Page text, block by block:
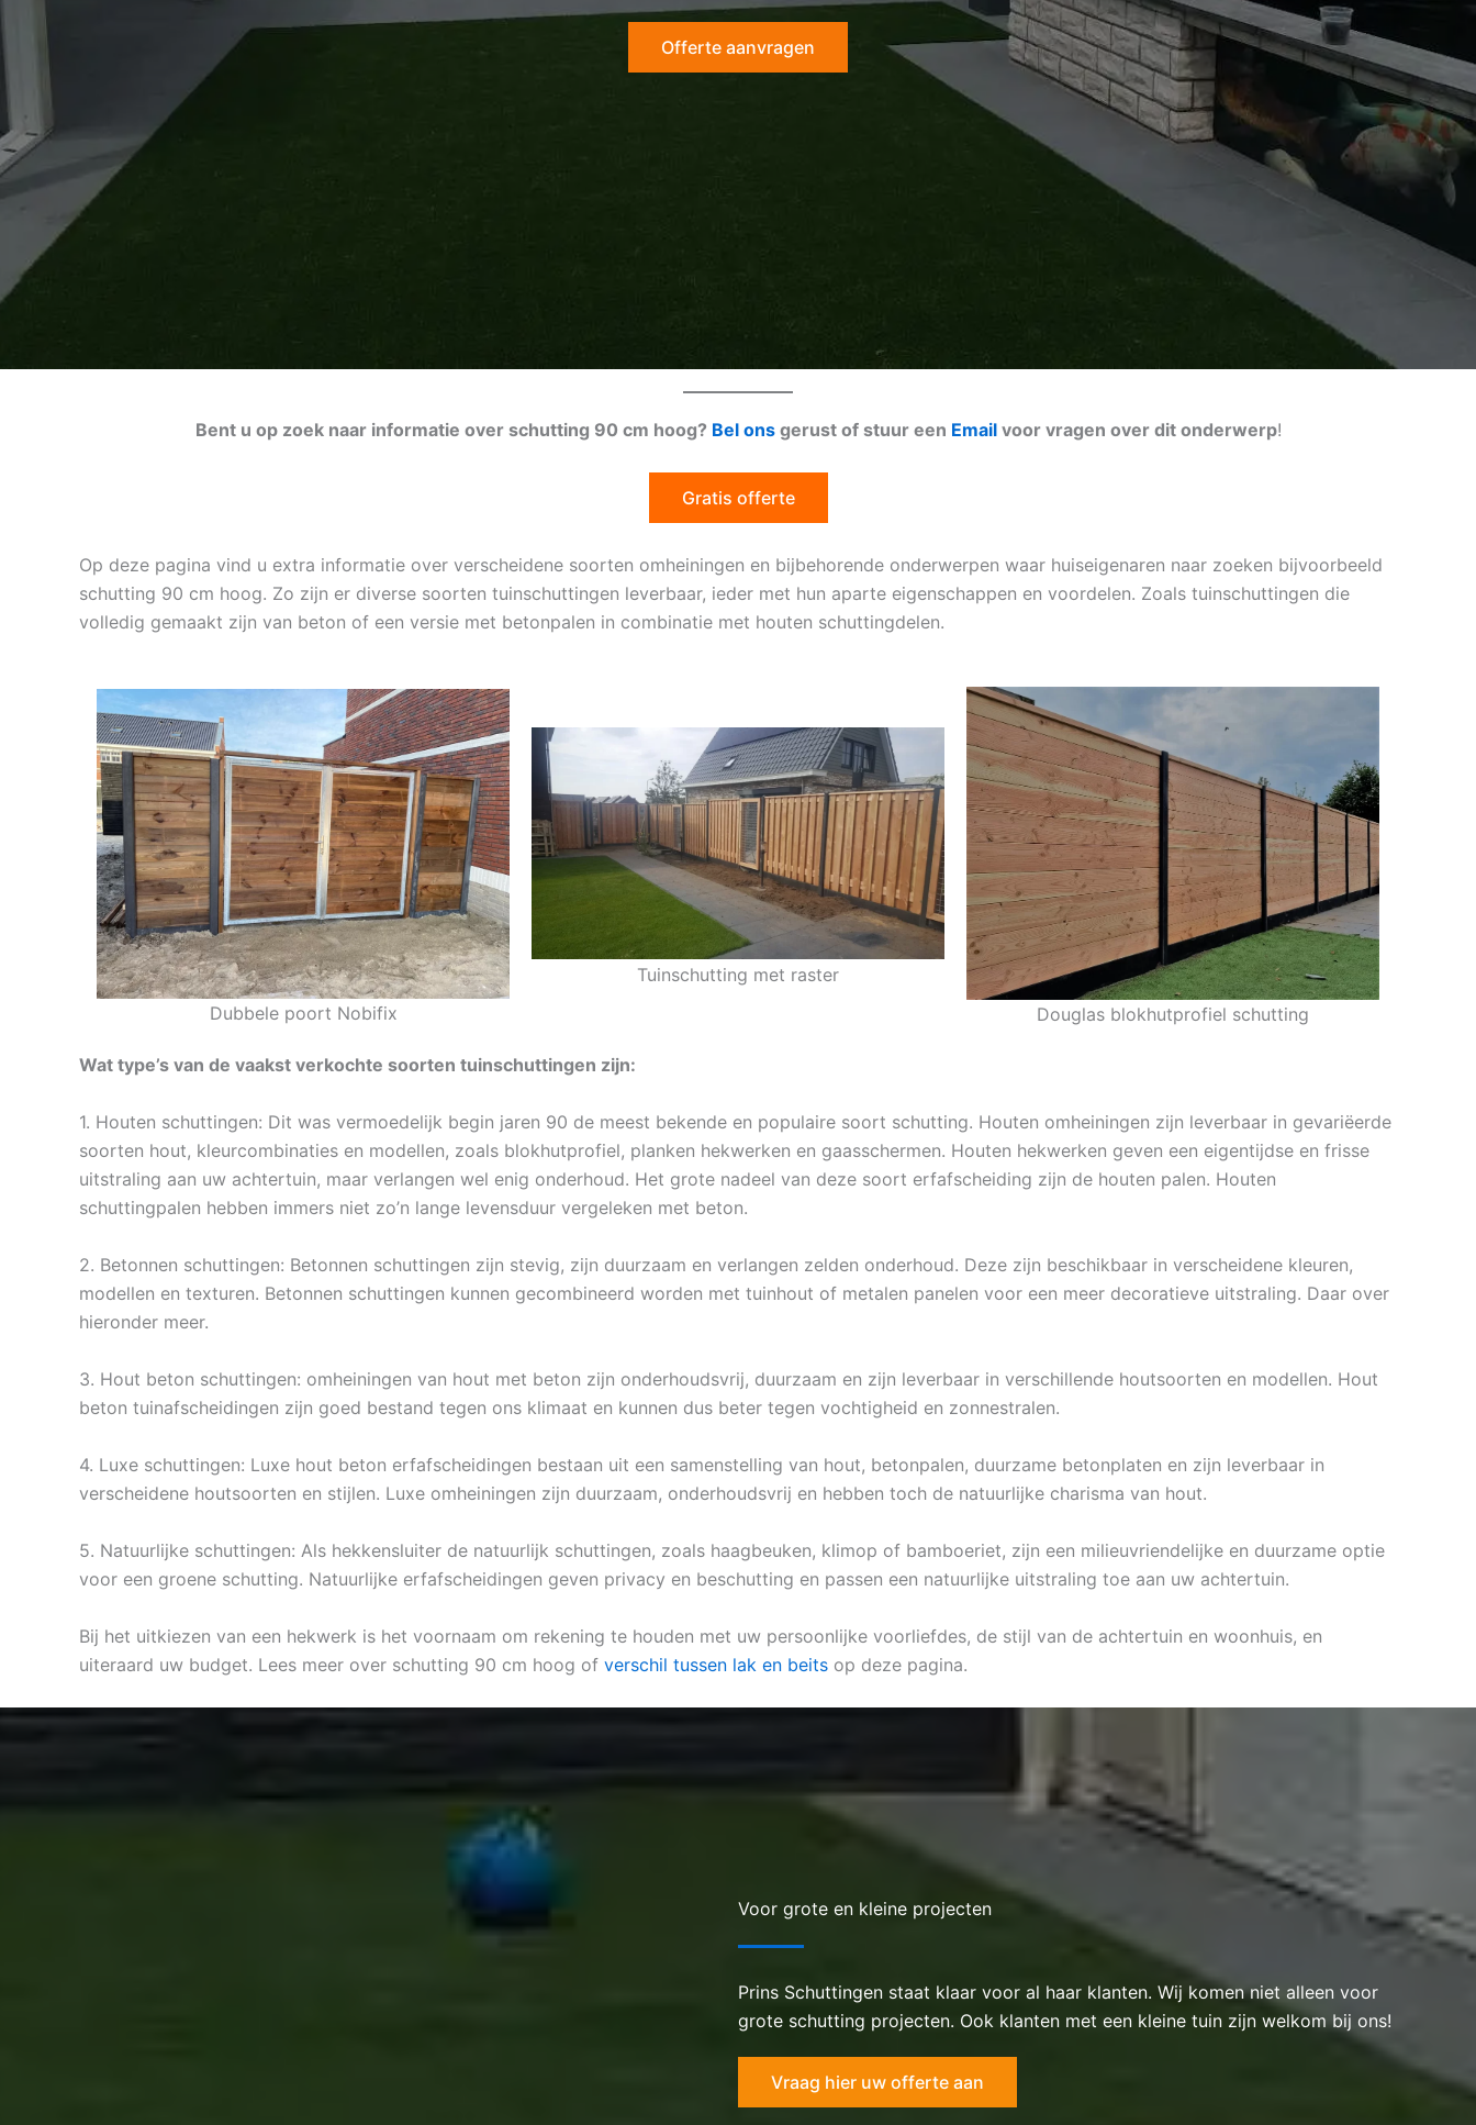
Offerte aanvragen
Bent u op zoek naar informatie over schutting 90 cm hoog? Bel onsgerust of stuur een Emailvoor vragen over dit onderwerp!
Gratis offerte
Op deze pagina vind u extra informatie over verscheidene soorten omheiningen en bijbehorende onderwerpen waar huiseigenaren naar zoeken bijvoorbeeld
schutting 90 cm hoog. Zo zijn er diverse soorten tuinschuttingen leverbaar, ieder met hun aparte eigenschappen en voordelen. Zoals tuinschuttingen die
volledig gemaakt zijn van beton of een versie met betonpalen in combinatie met houten schuttingdelen.
Dubbele poort Nobifix
Tuinschutting met raster
Douglas blokhutprofiel schutting
Wat type’s van de vaakst verkochte soorten tuinschuttingen zijn:
1. Houten schuttingen: Dit was vermoedelijk begin jaren 90 de meest bekende en populaire soort schutting. Houten omheiningen zijn leverbaar in gevariëerde
soorten hout, kleurcombinaties en modellen, zoals blokhutprofiel, planken hekwerken en gaasschermen. Houten hekwerken geven een eigentijdse en frisse
uitstraling aan uw achtertuin, maar verlangen wel enig onderhoud. Het grote nadeel van deze soort erfafscheiding zijn de houten palen. Houten
schuttingpalen hebben immers niet zo’n lange levensduur vergeleken met beton.
2. Betonnen schuttingen: Betonnen schuttingen zijn stevig, zijn duurzaam en verlangen zelden onderhoud. Deze zijn beschikbaar in verscheidene kleuren,
modellen en texturen. Betonnen schuttingen kunnen gecombineerd worden met tuinhout of metalen panelen voor een meer decoratieve uitstraling. Daar over
hieronder meer.
3. Hout beton schuttingen: omheiningen van hout met beton zijn onderhoudsvrij, duurzaam en zijn leverbaar in verschillende houtsoorten en modellen. Hout
beton tuinafscheidingen zijn goed bestand tegen ons klimaat en kunnen dus beter tegen vochtigheid en zonnestralen.
4. Luxe schuttingen: Luxe hout beton erfafscheidingen bestaan uit een samenstelling van hout, betonpalen, duurzame betonplaten en zijn leverbaar in
verscheidene houtsoorten en stijlen. Luxe omheiningen zijn duurzaam, onderhoudsvrij en hebben toch de natuurlijke charisma van hout.
5. Natuurlijke schuttingen: Als hekkensluiter de natuurlijk schuttingen, zoals haagbeuken, klimop of bamboeriet, zijn een milieuvriendelijke en duurzame optie
voor een groene schutting. Natuurlijke erfafscheidingen geven privacy en beschutting en passen een natuurlijke uitstraling toe aan uw achtertuin.
Bij het uitkiezen van een hekwerk is het voornaam om rekening te houden met uw persoonlijke voorliefdes, de stijl van de achtertuin en woonhuis, en
uiteraard uw budget. Lees meer over schutting 90 cm hoog of verschil tussen lak en beits op deze pagina.
Voor grote en kleine projecten
Prins Schuttingen staat klaar voor al haar klanten. Wij komen niet alleen voor
grote schutting projecten. Ook klanten met een kleine tuin zijn welkom bij ons!
Vraag hier uw offerte aan